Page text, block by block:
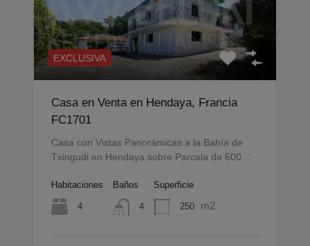
EXCLUSIVA
Casa en Venta en Hendaya, Francia
FC1701
Casa con Vistas Panorámicas a la Bahía de
Txingudi en Hendaya sobre Parcela de 600…
Habitaciones
4
Baños
4
Superficie
250 m2